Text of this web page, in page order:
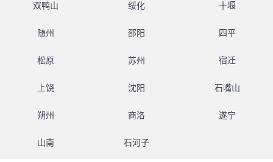
双鸭山 绥化 十堰
随州 邵阳 四平
松原 苏州 宿迁
上饶 沈阳 石嘴山
朔州 商洛 遂宁
山南 石河子